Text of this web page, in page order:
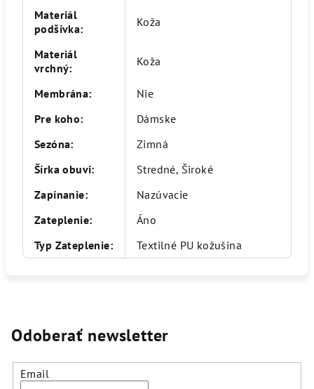
Materiál
podšívka: Koža
Materiál
vrchný: Koža
Membrána:
Nie
Pre koho:
Dámske
Sezóna:
Zimná
Šírka obuvi:
Stredné, Široké
Zapínanie:
Nazúvacie
Zateplenie:
Áno
Typ Zateplenie: Textilné PU kožušina
Odoberať newsletter
Email